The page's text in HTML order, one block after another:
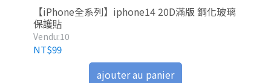
【iPhone全系列】iphone14 20D滿版 鋼化玻璃
保護貼
Vendu:10
NT$99
ajouter au panier